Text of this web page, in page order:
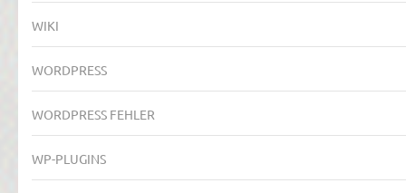
WIKI
WORDPRESS
WORDPRESS FEHLER
WP-PLUGINS